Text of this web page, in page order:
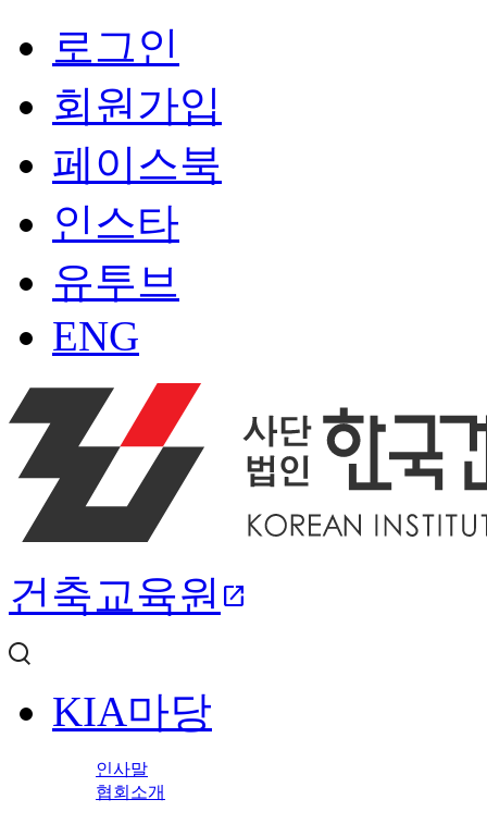
로그인
회원가입
페이스북
인스타
유투브
ENG
건축교육원 open_in_new
KIA마당
인사말
협회소개